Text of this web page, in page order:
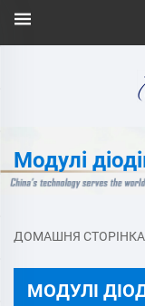
Модулі
ДОМАШНЯ СТОРІНКА
МОДУЛІ